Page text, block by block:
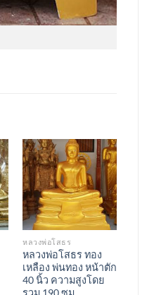
Add to
Wishlist
หลวงพ่อโสธร
หลวงพ่อโสธร ทอง
เหลือง พ่นทอง หน้าตัก
40 นิ้ว ความสูงโดย